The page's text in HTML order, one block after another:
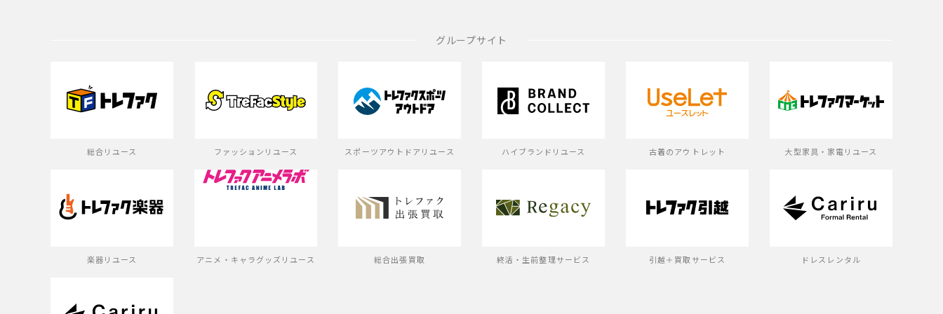
グループサイト
総合リユース ファッションリユース スポーツアウトドアリユース ハイブランドリユース 古着のアウトレット 大型家具・家電リユース
楽器リユース アニメ・キャラグッズリユース 総合出張買取 終活・生前整理サービス 引越＋買取サービス ドレスレンタル